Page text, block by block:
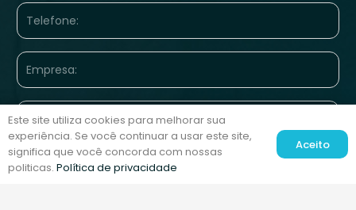
Telefone
(obrigatório)
Empresa
(obrigatório)
Número
de
funcionários
da
empresa:
Site
da
Este site utiliza cookies para melhorar sua
experiência. Se você continuar a usar este site,
significa que você concorda com nossas
politicas. Política de privacidade
Aceito